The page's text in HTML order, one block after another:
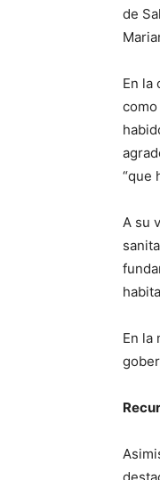
de
En la
“que
A su
En la